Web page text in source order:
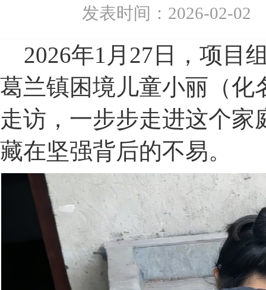
发表时间：2026-02-
2026年1月27日，项目
葛兰镇困境儿童小丽（化
走访，一步步走进这个
藏在坚强背后的不易。